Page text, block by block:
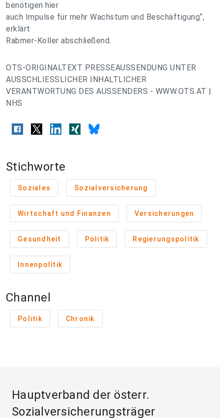
benötigen hier
auch Impulse für mehr Wachstum und Beschäftigung“,
erklärt
Rabmer-Koller abschließend.
OTS-ORIGINALTEXT PRESSEAUSSENDUNG UNTER
AUSSCHLIESSLICHER INHALTLICHER
VERANTWORTUNG DES AUSSENDERS - WWW.OTS.AT |
NHS
Stichworte
Soziales Sozialversicherung
Wirtschaft und Finanzen Versicherungen
Gesundheit Politik Regierungspolitik
Innenpolitik
Channel
Politik Chronik
Hauptverband der österr.
Sozialversicherungsträger